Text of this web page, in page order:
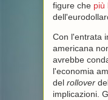
figure che più
Con l'entrata
americana
avrebbe
l'economia
del rollover
implicazioni.